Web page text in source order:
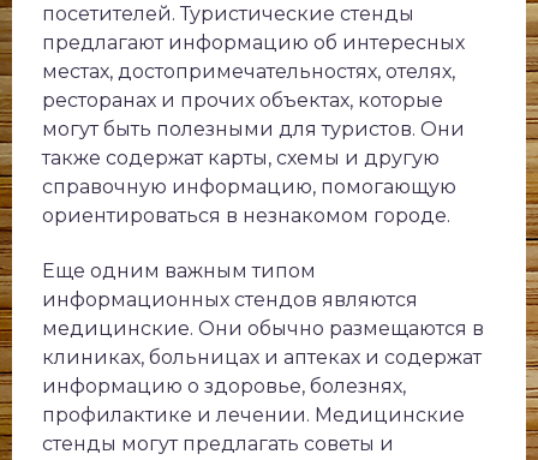
посетителей. Туристические стенды
предлагают информацию об интересных
местах, достопримечательностях, отелях,
ресторанах и прочих объектах, которые
могут быть полезными для туристов. Они
также содержат карты, схемы и другую
справочную информацию, помогающую
ориентироваться в незнакомом городе.
Еще одним важным типом
информационных стендов являются
медицинские. Они обычно размещаются в
клиниках, больницах и аптеках и содержат
информацию о здоровье, болезнях,
профилактике и лечении. Медицинские
стенды могут предлагать советы и